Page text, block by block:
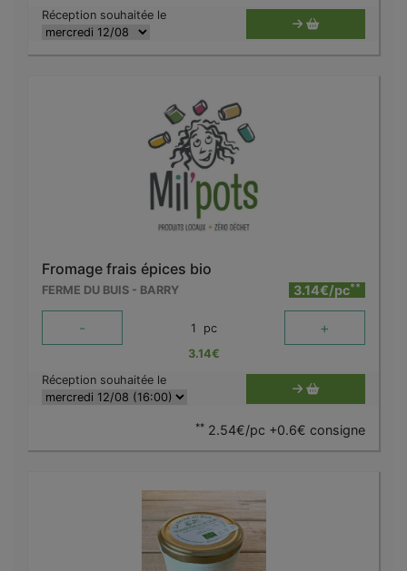
Réception souhaitée le
Fromage frais épices bio
FERME DU BUIS - BARRY 3.14€/pc**
- 1 pc +
3.14€
Réception souhaitée le
** 2.54€/pc +0.6€ consigne